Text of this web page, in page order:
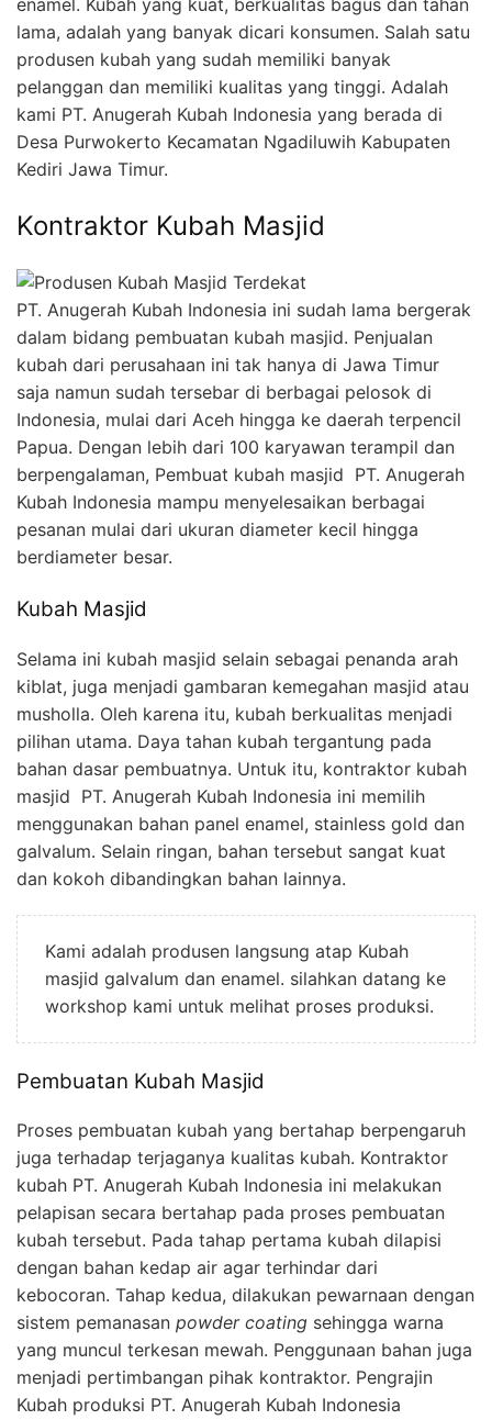
enamel. Kubah yang kuat, berkualitas bagus dan tahan
lama, adalah yang banyak dicari konsumen. Salah satu
produsen kubah yang sudah memiliki banyak
pelanggan dan memiliki kualitas yang tinggi. Adalah
kami PT. Anugerah Kubah Indonesia yang berada di
Desa Purwokerto Kecamatan Ngadiluwih Kabupaten
Kediri Jawa Timur.
Kontraktor Kubah Masjid
PT. Anugerah Kubah Indonesia ini sudah lama bergerak
dalam bidang pembuatan kubah masjid. Penjualan
kubah dari perusahaan ini tak hanya di Jawa Timur
saja namun sudah tersebar di berbagai pelosok di
Indonesia, mulai dari Aceh hingga ke daerah terpencil
Papua. Dengan lebih dari 100 karyawan terampil dan
berpengalaman, Pembuat kubah masjid PT. Anugerah
Kubah Indonesia mampu menyelesaikan berbagai
pesanan mulai dari ukuran diameter kecil hingga
berdiameter besar.
Kubah Masjid
Selama ini kubah masjid selain sebagai penanda arah
kiblat, juga menjadi gambaran kemegahan masjid atau
musholla. Oleh karena itu, kubah berkualitas menjadi
pilihan utama. Daya tahan kubah tergantung pada
bahan dasar pembuatnya. Untuk itu, kontraktor kubah
masjid PT. Anugerah Kubah Indonesia ini memilih
menggunakan bahan panel enamel, stainless gold dan
galvalum. Selain ringan, bahan tersebut sangat kuat
dan kokoh dibandingkan bahan lainnya.
Kami adalah produsen langsung atap Kubah
masjid galvalum dan enamel. silahkan datang ke
workshop kami untuk melihat proses produksi.
Pembuatan Kubah Masjid
Proses pembuatan kubah yang bertahap berpengaruh
juga terhadap terjaganya kualitas kubah. Kontraktor
kubah PT. Anugerah Kubah Indonesia ini melakukan
pelapisan secara bertahap pada proses pembuatan
kubah tersebut. Pada tahap pertama kubah dilapisi
dengan bahan kedap air agar terhindar dari
kebocoran. Tahap kedua, dilakukan pewarnaan dengan
sistem pemanasan powder coating sehingga warna
yang muncul terkesan mewah. Penggunaan bahan juga
menjadi pertimbangan pihak kontraktor. Pengrajin
Kubah produksi PT. Anugerah Kubah Indonesia